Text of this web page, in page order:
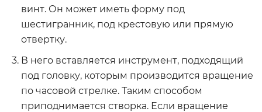
винт. Он может иметь форму под
шестигранник, под крестовую или прямую
отвертку.
В него вставляется инструмент, подходящий
под головку, которым производится вращение
по часовой стрелке. Таким способом
приподнимается створка. Если вращение